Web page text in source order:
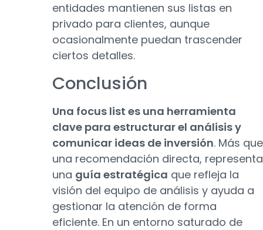
entidades mantienen sus listas en
privado para clientes, aunque
ocasionalmente puedan trascender
ciertos detalles.
Conclusión
Una focus list es una herramienta
clave para estructurar el análisis y
comunicar ideas de inversión. Más que
una recomendación directa, representa
una guía estratégica que refleja la
visión del equipo de análisis y ayuda a
gestionar la atención de forma
eficiente. En un entorno saturado de